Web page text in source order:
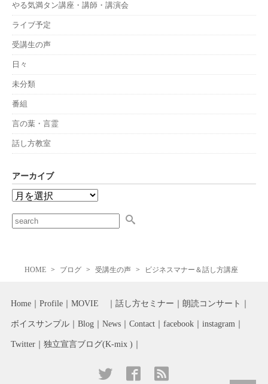
やる気満タン講座・講師・講演会
ライブ予定
受講生の声
日々
未分類
番組
言の葉・言霊
話し方教室
アーカイブ
HOME ブログ 受講生の声 ビジネスマナー＆話し方講座
Home Profile MOVIE 話し方セミナー 朗読コンサート
ボイスサンプル Blog News Contact facebook instagram
Twitter 独立宣言ブログ(K-mix )